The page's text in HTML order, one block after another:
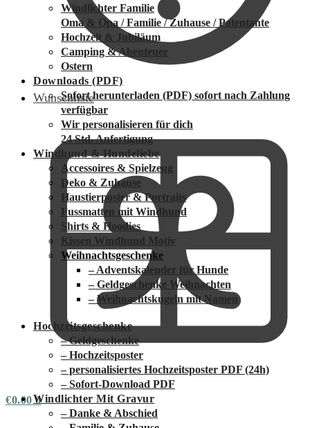
Wunschliste
€0.00 0
Windlichter Familie
Oma & Opa / Familie / Zuhause / Patentante
Hochzeit & Jubiläum
Camping & Abenteuer
Ostern
Downloads (PDF)
Sofort herunterladen (PDF) sofort nach Zahlung
verfügbar
Wir personalisieren für dich
24 Std. Anfertigung
Windhund & Hundeliebe
Accessoires & Spielzeug
Deko & Zuhause
Haustierposter & Portraits
Fussmatten mit Windhund
Shirts & Hoodies
Kissen Windhund Motiv
Weihnachtsgeschenke
– Adventskalender für Hunde
– Geldgeschenke Weihnachten
– Weihnachtskugeln mit Namen
Hochzeitsgeschenke
– Geldgeschenke
– Hochzeitsposter
– personalisiertes Hochzeitsposter PDF (24h)
– Sofort-Download PDF
Windlichter Mit Gravur
– Danke & Abschied